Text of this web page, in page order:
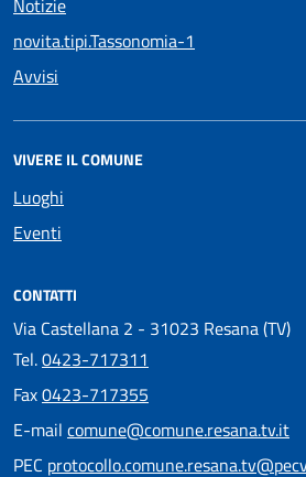
Notizie
novita.tipi.Tassonomia-1
Avvisi
VIVERE IL COMUNE
Luoghi
Eventi
CONTATTI
Via Castellana 2 - 31023 Resana (TV)
Tel.0423-717311
Fax0423-717355
E-mail comune@comune.resana.tv.it
PEC